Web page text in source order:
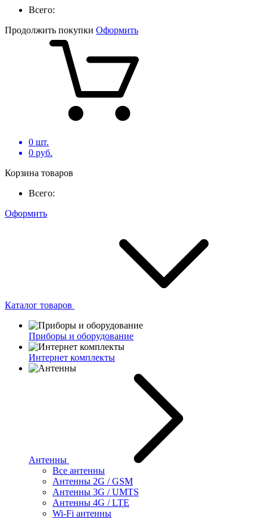
Всего:
Продолжить покупки Оформить
0 шт.
0 руб.
Корзина товаров
Всего:
Оформить
Каталог товаров
Приборы и оборудование
Интернет комплекты
Антенны
Все антенны
Антенны 2G / GSM
Антенны 3G / UMTS
Антенны 4G / LTE
Wi-Fi антенны